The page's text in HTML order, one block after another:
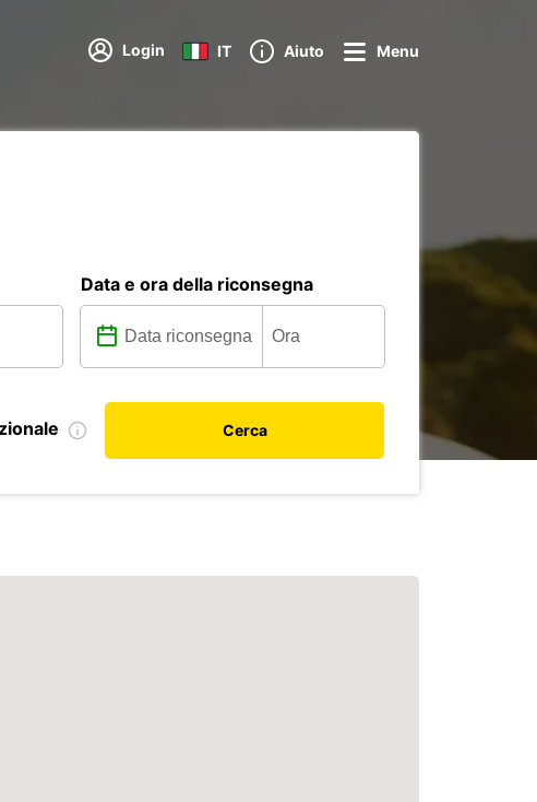
Login IT Aiuto Menu
Data e ora della riconsegna
Cerca